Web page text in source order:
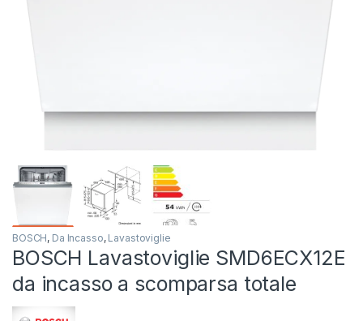
BOSCH, Da Incasso, Lavastoviglie
BOSCH Lavastoviglie SMD6ECX12E
da incasso a scomparsa totale